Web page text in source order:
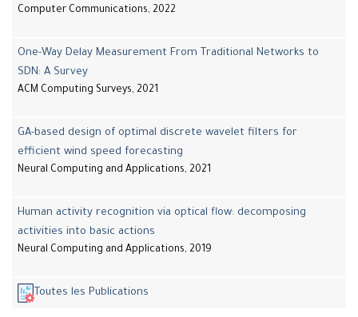
Computer Communications, 2022
One-Way Delay Measurement From Traditional Networks to
SDN: A Survey
ACM Computing Surveys, 2021
GA-based design of optimal discrete wavelet filters for
efficient wind speed forecasting
Neural Computing and Applications, 2021
Human activity recognition via optical flow: decomposing
activities into basic actions
Neural Computing and Applications, 2019
Toutes les Publications